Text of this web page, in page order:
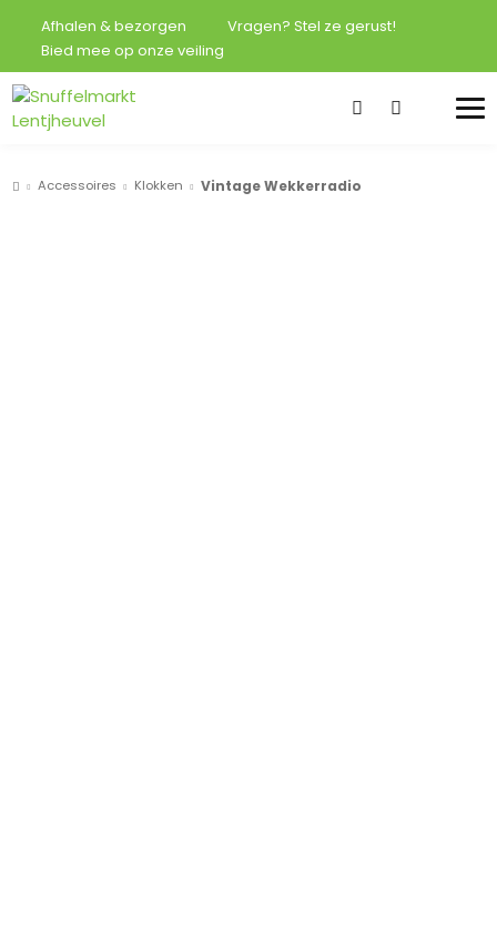
Afhalen & bezorgen
Vragen? Stel ze gerust!
Bied mee op onze veiling
Accessoires Klokken Vintage Wekkerradio